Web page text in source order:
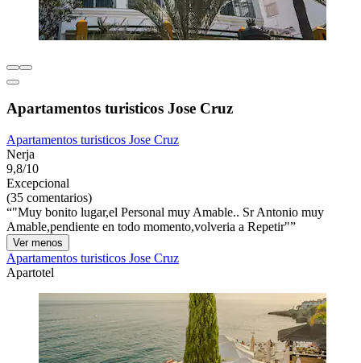
Apartamentos turisticos Jose Cruz
Apartamentos turisticos Jose Cruz
Nerja
9,8/10
Excepcional
(35 comentarios)
"Muy bonito lugar,el Personal muy Amable.. Sr Antonio muy
Amable,pendiente en todo momento,volveria a Repetir"
Ver menos
Apartamentos turisticos Jose Cruz
Apartotel